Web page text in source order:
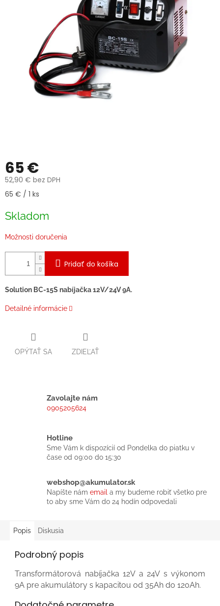
65 €
52,90 € bez DPH
Jednotková
65 € / 1 ks
Skladom
Možnosti doručenia
Pridať do košíka
Solution BC-15S nabíjačka 12V/24V 9A.
Detailné informácie
OPÝTAŤ SA ZDIEĽAŤ
Zavolajte nám
0905205624
Hotline
Sme Vám k dispozícií od Pondelka do piatku v
čase od 09:00 do 15:30
webshop@akumulator.sk
Napíšte nám email a my budeme robiť všetko pre
to aby sme Vám do 24 hodín odpovedali
Popis Diskusia
Podrobný popis
Transformátorová nabíjačka 12V a 24V s výkonom
9A pre akumulátory s kapacitou od 35Ah do 120Ah.